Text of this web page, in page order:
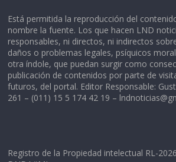
Está permitida la reproducción del
nombre la fuente. Los que hacen LND
responsables, ni directos, ni indirectos
daños o problemas legales, psíquicos
otra índole, que puedan surgir como
publicación de contenidos por parte de
futuros, del portal. Editor Responsable:
261 – (011) 15 5 174 42 19 –
Registro de la Propiedad intelectual RL-